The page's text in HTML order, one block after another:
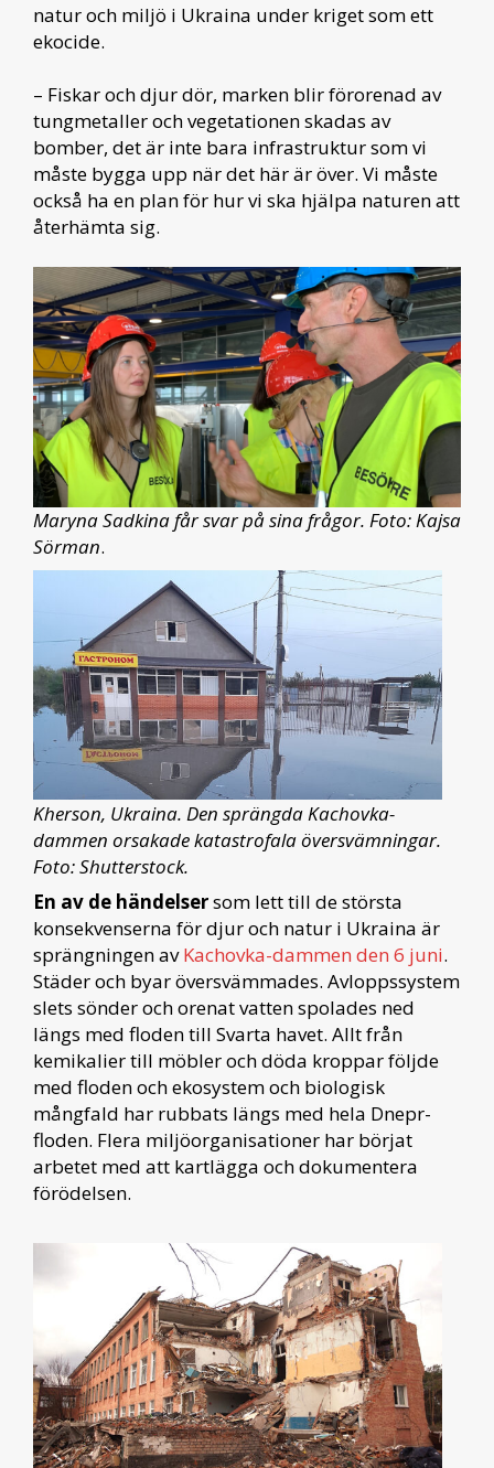
natur och miljö i Ukraina under kriget som ett
ekocide.
– Fiskar och djur dör, marken blir förorenad av
tungmetaller och vegetationen skadas av
bomber, det är inte bara infrastruktur som vi
måste bygga upp när det här är över. Vi måste
också ha en plan för hur vi ska hjälpa naturen att
återhämta sig.
Maryna Sadkina får svar på sina frågor. Foto: Kajsa
Sörman.
Kherson, Ukraina. Den sprängda Kachovka-
dammen orsakade katastrofala översvämningar.
Foto: Shutterstock.
En av de händelsersom lett till de största
konsekvenserna för djur och natur i Ukraina är
sprängningen avKachovka-dammen den 6 juni.
Städer och byar översvämmades. Avloppssystem
slets sönder och orenat vatten spolades ned
längs med floden till Svarta havet. Allt från
kemikalier till möbler och döda kroppar följde
med floden och ekosystem och biologisk
mångfald har rubbats längs med hela Dnepr-
floden. Flera miljöorganisationer har börjat
arbetet med att kartlägga och dokumentera
förödelsen.